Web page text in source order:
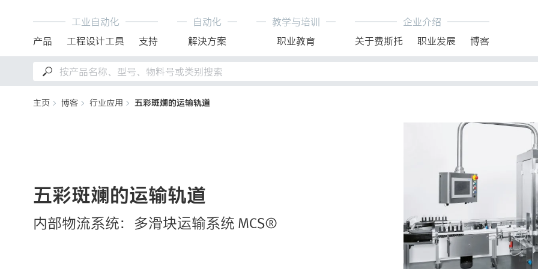
工业自动化
产品
工程设计工具 支持
自动化
解決方案
教学与培训
职业教育
企业介绍
关于费斯托
职业发展 博客
主页 博客 行业应用 五彩斑斓的运输轨道
五彩斑斓的运输轨道
内部物流系统：多滑块运输系统 MCS®